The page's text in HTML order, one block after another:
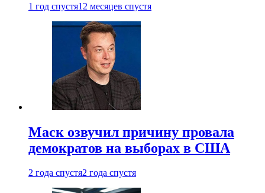
1 год спустя12 месяцев спустя
Маск озвучил причину провала
демократов на выборах в США
2 года спустя2 года спустя